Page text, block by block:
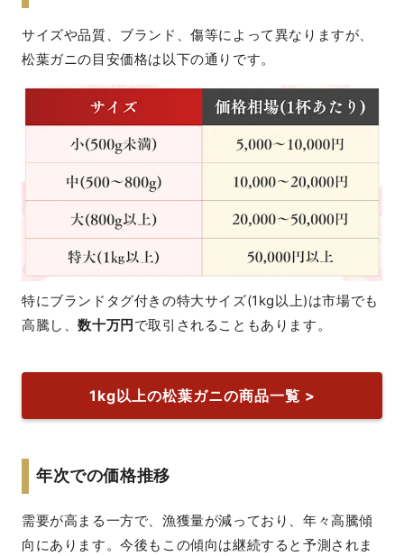
サイズや品質、ブランド、傷等によって異なりますが、
松葉ガニの目安価格は以下の通りです。
特にブランドタグ付きの特大サイズ(1kg以上)は市場でも
高騰し、数十万円 で取引されることもあります。
1kg以上の松葉ガニの商品一覧 >
年次での価格推移
需要が高まる一方で、漁獲量が減っており、年々高騰傾
向にあります。今後もこの傾向は継続すると予測されま